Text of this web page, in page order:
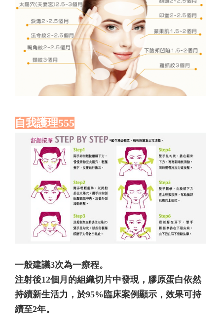
自我護理555
一般建議3次為一療程。
注射後12個月的組織切片中發現，膠原蛋白依然
持續新生活力，於95%臨床案例顯示，效果可持
續至2年。